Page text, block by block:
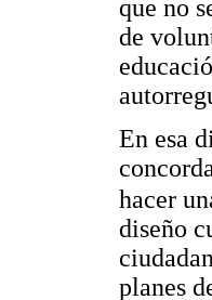
que no
de
En esa
hacer
diseño
planes